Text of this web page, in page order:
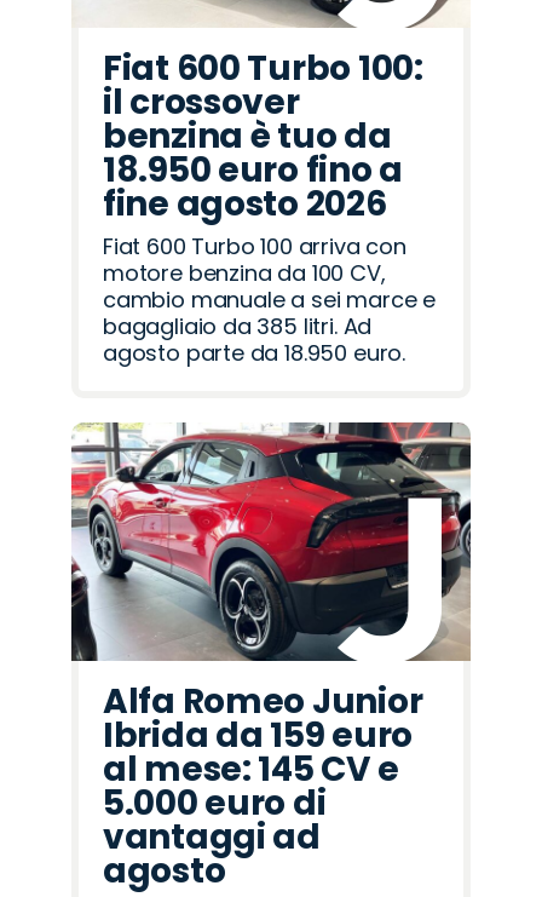
Fiat 600 Turbo 100:
il crossover
benzina è tuo da
18.950 euro fino a
fine agosto 2026
Fiat 600 Turbo 100 arriva con
motore benzina da 100 CV,
cambio manuale a sei marce e
bagagliaio da 385 litri. Ad
agosto parte da 18.950 euro.
Alfa Romeo Junior
Ibrida da 159 euro
al mese: 145 CV e
5.000 euro di
vantaggi ad
agosto